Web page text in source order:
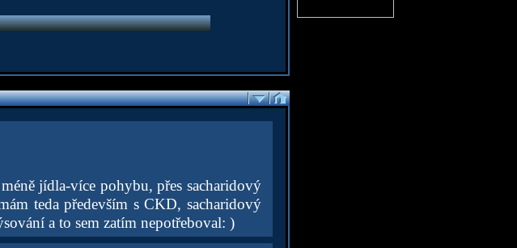
jídla-více pohybu, přes sacharidový
teda především s CKD, sacharidový
a to sem zatím nepotřeboval: )